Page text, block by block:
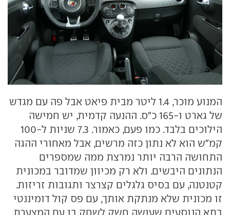
המנוע מוכר, 1.4 ליטר מבית פיאט אבל פה עם מגדש
של גארט ו-165 כ"ס. ההנעה קדמית, יש חמישה
הילוכים בלבד. כמו פעם, כאמור. 7.3 שניות ל-100
קמ"ש הוא לא נתון כזה מרשים, אבל מאחורי ההגה
התחושה הרבה יותר נמרצת ממה שמספרים
הנתונים היבשים. ולא רק מכיוון שמדובר במכונית
קטנטנה, עם בסיס גלגלים קצרצר ותגובות זריזות.
זו מכונית שלא מנתקת אותך, עם פס קול דומיננטי